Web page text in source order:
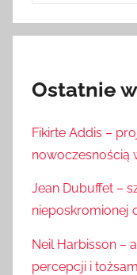
Ostatnie
Fikirte Addis –
nowoczesnością
Jean Dubuffet –
nieposkromionej
Neil Harbisson –
percepcji i